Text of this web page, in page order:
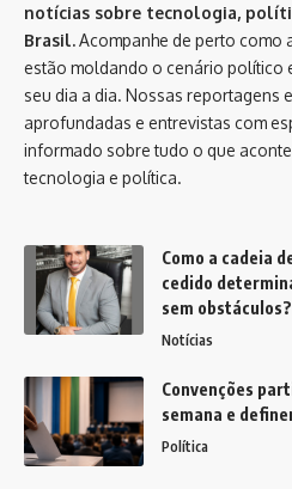
notícias sobre tecnologia,
Brasil.Acompanhe de perto como
estão moldando o cenário político
seu dia a dia. Nossas reportagens
aprofundadas e entrevistas com
informado sobre tudo o que
tecnologia e política.
Como a cadeia
cedido
sem obstáculos?
Notícias
Convenções
semana e
Política